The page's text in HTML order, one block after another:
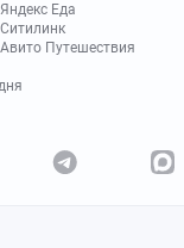
Еда
Путешествия